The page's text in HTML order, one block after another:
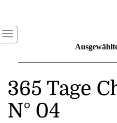
365 Tage
N° 04